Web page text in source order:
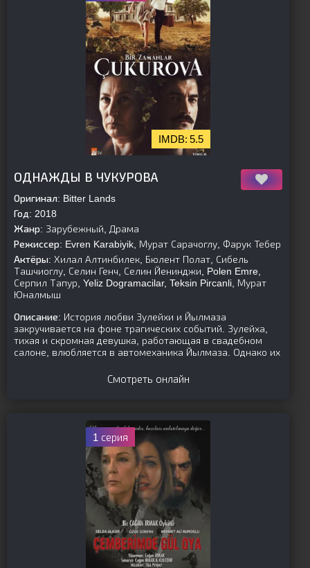
5.5
ОДНАЖДЫ В ЧУКУРОВА
Оригинал: Bitter Lands
Год: 2018
Жанр: Зарубежный, Драма
Режиссер: Evren Karabiyik, Мурат Сарачоглу, Фарук Тебер
Актёры: Хилал Алтинбилек, Бюлент Полат, Сибель
Ташчиоглу, Селин Генч, Селин Йенинджи, Polen Emre,
Серпил Тапур, Yeliz Dogramacilar, Teksin Pircanli, Мурат
Юналмыш
Описание: История любви Зулейхи и Йылмаза
закручивается на фоне трагических событий. Зулейха,
тихая и скромная девушка, работающая в свадебном
салоне, влюбляется в автомеханика Йылмаза. Однако их
Смотреть онлайн
1 серия